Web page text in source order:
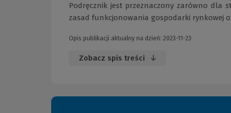
Podręcznik jest przeznaczony zarówno dla
zasad funkcjonowania gospodarki rynkowej
Opis publikacji aktualny na dzień: 2023-11-23
Zobacz spis treści